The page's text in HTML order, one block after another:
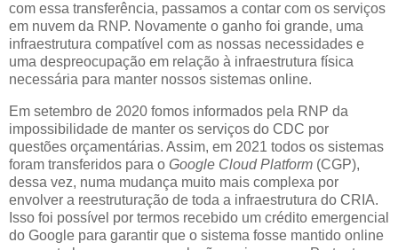
com essa transferência, passamos a contar com os serviços
em nuvem da RNP. Novamente o ganho foi grande, uma
infraestrutura compatível com as nossas necessidades e
uma despreocupação em relação à infraestrutura física
necessária para manter nossos sistemas online.
Em setembro de 2020 fomos informados pela RNP da
impossibilidade de manter os serviços do CDC por
questões orçamentárias. Assim, em 2021 todos os sistemas
foram transferidos para o Google Cloud Platform (CGP),
dessa vez, numa mudança muito mais complexa por
envolver a reestruturação de toda a infraestrutura do CRIA.
Isso foi possível por termos recebido um crédito emergencial
do Google para garantir que o sistema fosse mantido online